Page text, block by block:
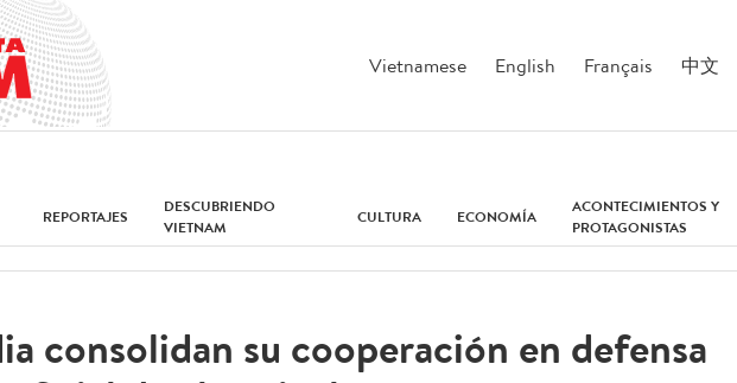
Vietnamese English Français 中文
REPORTAJES
DESCUBRIENDO
VIETNAM
CULTURA ECONOMÍA
ACONTECIMIENTOS Y
PROTAGONISTAS
consolidan su cooperación en defensa